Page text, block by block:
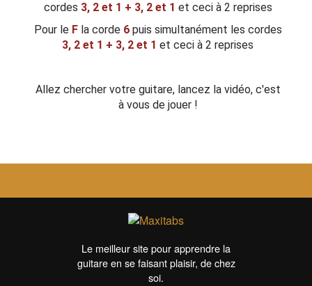
cordes 3, 2 et 1 + 3, 2 et 1 et ceci à 2 reprises
Pour le F la corde 6 puis simultanément les cordes
3, 2 et 1 + 3, 2 et 1 et ceci à 2 reprises
Allez chercher votre guitare, lancez la vidéo, c'est
à vous de jouer !
Le meilleur site pour apprendre la
guitare en se faisant plaisir, de chez
soi.